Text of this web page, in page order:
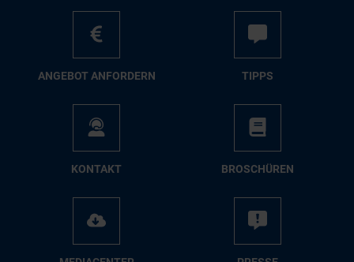
AN­GE­BOT AN­FOR­DERN TIPPS
KON­TAKT BRO­SCHÜ­REN